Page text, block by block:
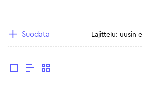
Suodata